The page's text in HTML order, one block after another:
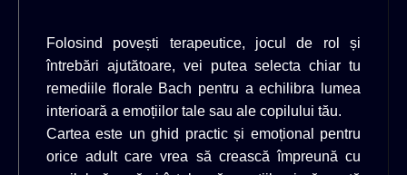
Folosind povești terapeutice, jocul de rol și
întrebări ajutătoare, vei putea selecta chiar tu
remediile florale Bach pentru a echilibra lumea
interioară a emoțiilor tale sau ale copilului tău.
Cartea este un ghid practic și emoțional pentru
orice adult care vrea să crească împreună cu